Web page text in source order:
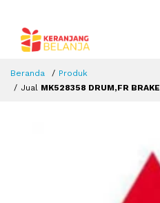
Beranda
Produk
Jual MK528358 DRUM,FR BRAKE